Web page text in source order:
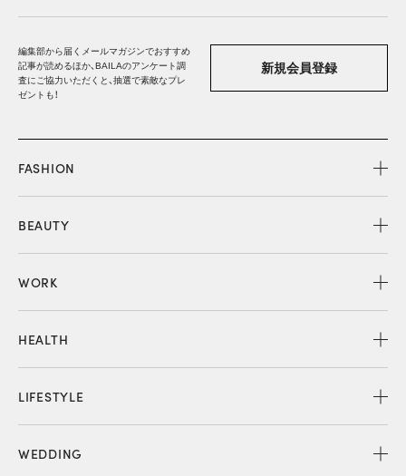
編集部から届くメールマガジンでおすすめ
記事が読めるほか、BAILAのアンケート調
査にご協力いただくと、抽選で素敵なプレ
ゼントも！
新規会員登録
FASHION
BEAUTY
WORK
HEALTH
LIFESTYLE
WEDDING